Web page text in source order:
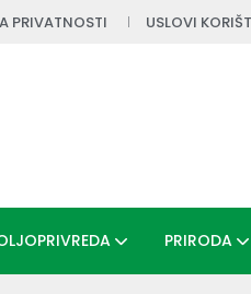
PRIVATNOSTI USLOVI
PRIRODA